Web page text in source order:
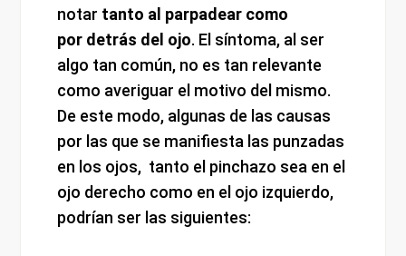
notar tanto al parpadear como
por detrás del ojo. El síntoma, al ser
algo tan común, no es tan relevante
como averiguar el motivo del mismo.
De este modo, algunas de las causas
por las que se manifiesta las punzadas
en los ojos, tanto el pinchazo sea en el
ojo derecho como en el ojo izquierdo,
podrían ser las siguientes: